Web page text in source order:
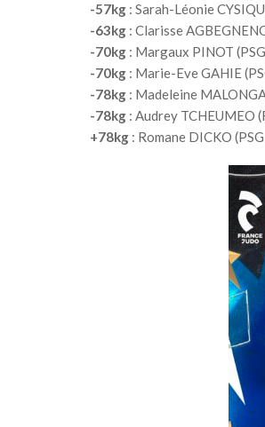
-57kg: Sarah-Léonie
-63kg: Clarisse
-70kg: Margaux PINOT
-70kg: Marie-Eve GAHIE
-78kg: Madeleine
-78kg: Audrey TCHEUMEO
+78kg: Romane DICKO